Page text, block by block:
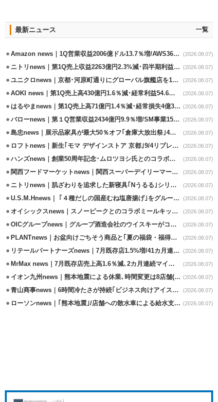
最新ニュース 一覧
Amazon news｜1Q営業収益2006億ドル13.7％増/AWS36.8％％増が貢献 (2026.08.07)
ニトリnews｜第1Q売上収益2263億円2.3%減･四半期利益1.4％減 (2026.08.07)
ユニクロnews｜京都･河原町通りにグローバル旗艦店を11/6開設 (2026.08.07)
AOKI news｜第1Q売上高430億円1.6％減･経常利益54.6％減 (2026.08.07)
はるやまnews｜第1Q売上高71億円1.4％減･経常損失4億3800万円 (2026.08.07)
バローnews｜第１Q営業収益2434億円9.9％増/SM事業15.5％増と絶好調 (2026.08.07)
島忠news｜展示品家具が最大50％オフ｢倉庫大放出祭｣4店舗限定で開催 (2026.08.07)
ロフトnews｜新生｢モマ デザインストア 京都｣9/4リプレイスオープン (2026.08.07)
ハンズnews｜創業50周年記念･ムロツヨシ氏とのコラボ企画｢ムロハンズ｣開催 (2026.08.07)
関西フードマーケットnews｜関西スーパーデイリーマート蒲生店8/7改装 (2026.08.07)
ニトリnews｜肌ざわりを追求した新寝具｢Nうるる｣シリーズを発売 (2026.08.07)
U.S.M.Hnews｜ ｢４種だしの国産むね塩唐揚げ｣をグループ610店で共同販促 (2026.08.07)
オイシックスnews｜スノーピークとのコラボミールキット8/13発売 (2026.08.07)
OICグループnews｜グループ酒造会社のウイスキーがコンペティション受賞 (2026.08.07)
PLANTnews｜お盆向けごちそう商品と｢夏の福袋・福得カート｣8/8から開催 (2026.08.07)
リテールパートナーズnews｜7月既存店1.5%増/41カ月連続増 (2026.08.07)
MrMax news｜7月既存店売上高1.6％減､2カ月連続マイナス (2026.08.07)
イオン九州news｜熊本地震による休業､時間変更は8店舗(8/7時点) (2026.08.07)
青山商事news｜6時間冷たさが持続｢ビジネス向けアイスベスト｣発売 (2026.08.07)
ローソンnews｜｢熊本地震｣/店舗への散水車による給水支援を開始 (2026.08.07)